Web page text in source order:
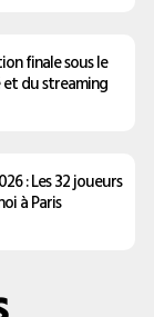
finale sous le
du streaming
: Les 32 joueurs
à Paris